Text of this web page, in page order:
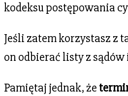
kodeksu postępowania
Jeśli zatem korzystasz z
on odbierać listy z
Pamiętaj jednak, że